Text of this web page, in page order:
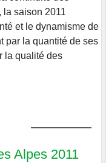
la saison 2011
et le dynamisme de
par la quantité de ses
la qualité des
Alpes 2011